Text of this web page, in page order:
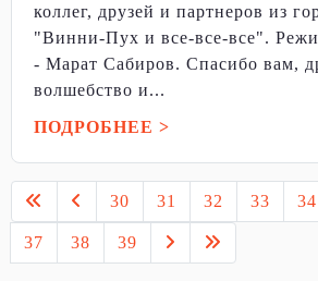
коллег, друзей и партнеров из
"Винни-Пух и все-все-все".
- Марат Сабиров. Спасибо вам,
волшебство и...
ПОДРОБНЕЕ >
30 31 32 33 34
37 38 39